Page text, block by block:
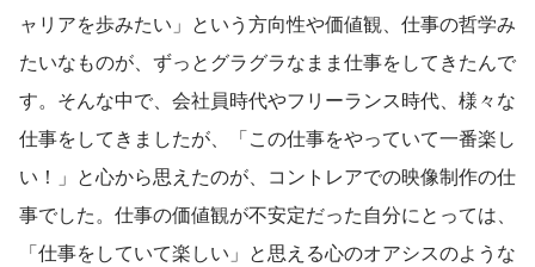
ャリアを歩みたい」という方向性や価値観、仕事の哲学み
たいなものが、ずっとグラグラなまま仕事をしてきたんで
す。そんな中で、会社員時代やフリーランス時代、様々な
仕事をしてきましたが、「この仕事をやっていて一番楽し
い！」と心から思えたのが、コントレアでの映像制作の仕
事でした。仕事の価値観が不安定だった自分にとっては、
「仕事をしていて楽しい」と思える心のオアシスのような